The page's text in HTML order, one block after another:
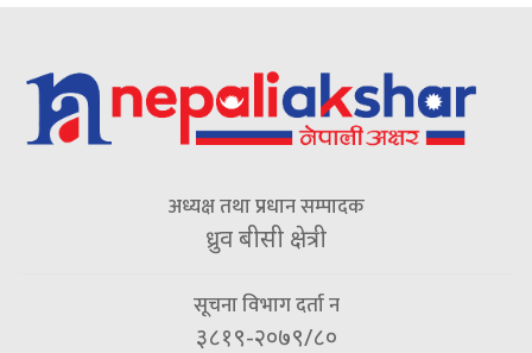
अध्यक्ष तथा प्रधान सम्पादक
ध्रुव बीसी क्षेत्री
सूचना विभाग दर्ता न
३८१९-२०७९/८०